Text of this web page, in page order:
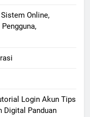
Online,
Login Akun Tips
Digital Panduan